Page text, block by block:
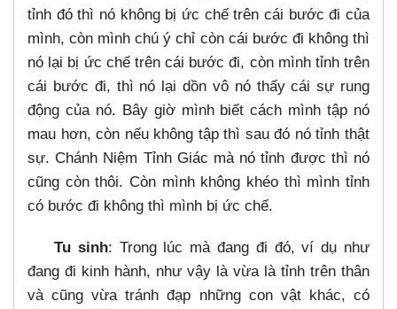
tỉnh đó thì nó không bị ức chế trên cái bước đi của
mình, còn mình chú ý chỉ còn cái bước đi không thì
nó lại bị ức chế trên cái bước đi, còn mình tỉnh trên
cái bước đi, thì nó lại dồn vô nó thấy cái sự rung
động của nó. Bây giờ mình biết cách mình tập nó
mau hơn, còn nếu không tập thì sau đó nó tỉnh thật
sự. Chánh Niệm Tỉnh Giác mà nó tỉnh được thì nó
cũng còn thôi. Còn mình không khéo thì mình tỉnh
có bước đi không thì mình bị ức chế.
Tu sinh: Trong lúc mà đang đi đó, ví dụ như
đang đi kinh hành, như vậy là vừa là tỉnh trên thân
và cũng vừa tránh đạp những con vật khác, có